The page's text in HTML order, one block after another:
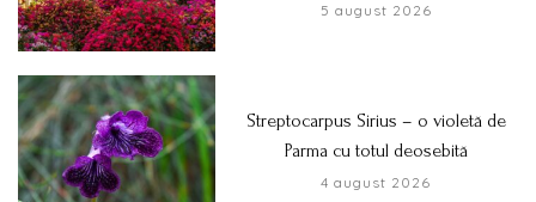
5 august 2026
Streptocarpus Sirius – o violetă de
Parma cu totul deosebită
4 august 2026